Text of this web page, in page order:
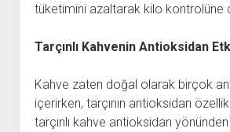
tüketimini azaltarak kilo kontrolüne
Tarçınlı Kahvenin Antioksidan
Kahve zaten doğal olarak birçok
içerirken, tarçının antioksidan
tarçınlı kahve antioksidan